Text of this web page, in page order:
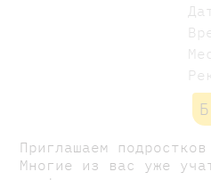
Приглашаем
Многие из вас уже